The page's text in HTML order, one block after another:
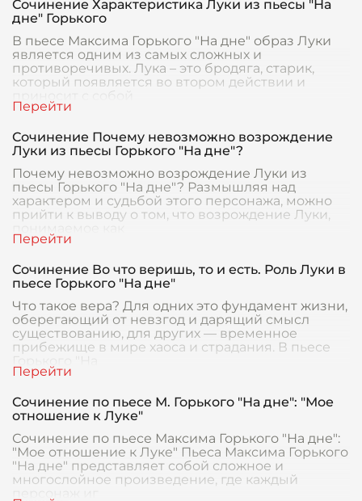
Сочинение Характеристика Луки из пьесы "На
дне" Горького
В пьесе Максима Горького "На дне" образ Луки
является одним из самых сложных и
противоречивых. Лука – это бродяга, старик,
который появляется во втором действии и
приносит с собой
Сочинение Почему невозможно возрождение
Луки из пьесы Горького "На дне"?
Почему невозможно возрождение Луки из
пьесы Горького "На дне"? Размышляя над
характером и судьбой этого персонажа, можно
прийти к выводу о том, что возрождение Луки,
Сочинение Во что веришь, то и есть. Роль Луки в
пьесе Горького "На дне"
Что такое вера? Для одних это фундамент жизни,
оберегающий от невзгод и дарящий смысл
существованию, для других — временное
прибежище в мире хаоса и страдания. В пьесе
Горького "На
Сочинение по пьесе М. Горького "На дне": "Мое
отношение к Луке"
Сочинение по пьесе Максима Горького "На дне":
"Мое отношение к Луке" Пьеса Максима Горького
"На дне" представляет собой сложное и
многослойное произведение, где каждый